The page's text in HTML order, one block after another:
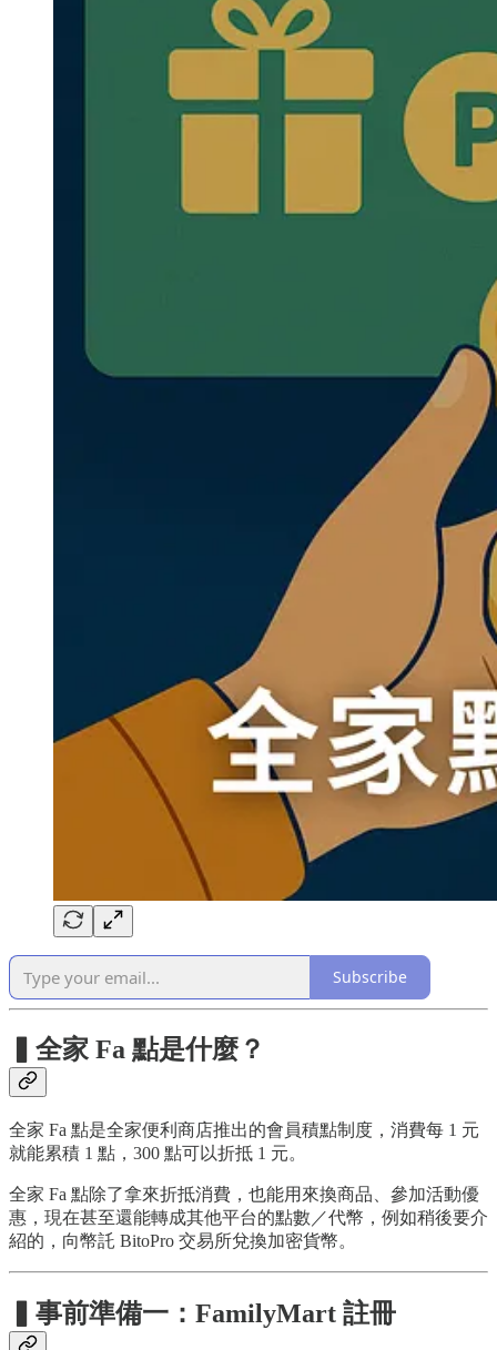
Subscribe
▍全家 Fa 點是什麼？
全家 Fa 點是全家便利商店推出的會員積點制度，消費每 1 元
就能累積 1 點，300 點可以折抵 1 元。
全家 Fa 點除了拿來折抵消費，也能用來換商品、參加活動優
惠，現在甚至還能轉成其他平台的點數／代幣，例如稍後要介
紹的，向幣託 BitoPro 交易所兌換加密貨幣。
▍事前準備一：FamilyMart 註冊